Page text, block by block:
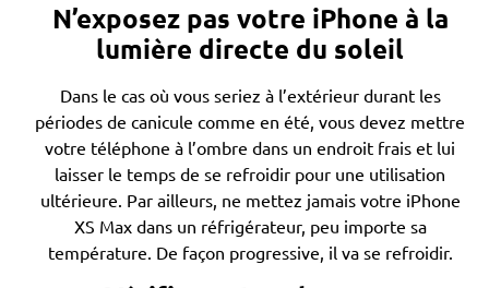
N’exposez pas votre iPhone à la
lumière directe du soleil
Dans le cas où vous seriez à l’extérieur durant les
périodes de canicule comme en été, vous devez mettre
votre téléphone à l’ombre dans un endroit frais et lui
laisser le temps de se refroidir pour une utilisation
ultérieure. Par ailleurs, ne mettez jamais votre iPhone
XS Max dans un réfrigérateur, peu importe sa
température. De façon progressive, il va se refroidir.